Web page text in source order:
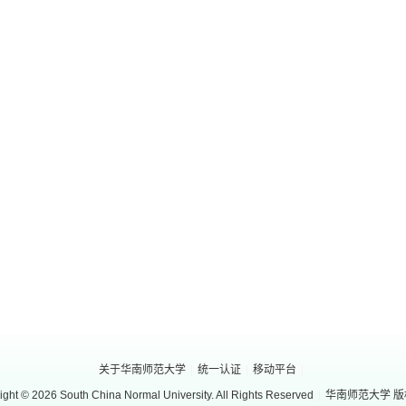
关于华南师范大学 统一认证 移动平台
© 2026 South China Normal University. All Rights Reserved
华南师范大学